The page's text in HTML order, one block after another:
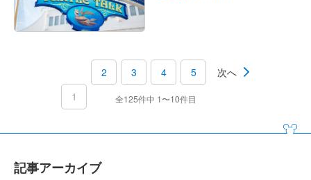
1
2 3 4 5 次へ
全125件中 1〜10件目
記事アーカイブ